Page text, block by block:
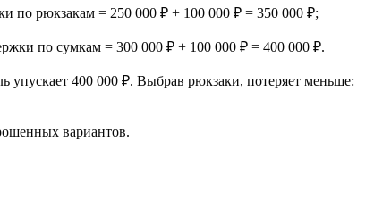
по рюкзакам = 250 000 ₽ + 100 000 ₽ = 350 000 ₽;
по сумкам = 300 000 ₽ + 100 000 ₽ = 400 000 ₽.
упускает 400 000 ₽. Выбрав рюкзаки, потеряет меньше:
вариантов.